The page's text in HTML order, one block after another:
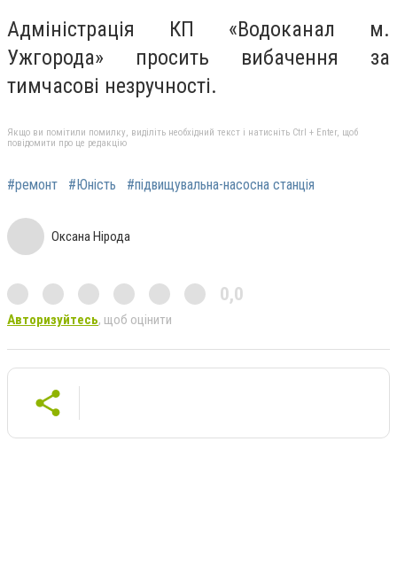
Адміністрація КП «Водоканал м.
Ужгорода» просить вибачення за
тимчасові незручності.
Якщо ви помітили помилку, виділіть необхідний текст і натисніть Ctrl + Enter, щоб
повідомити про це редакцію
#ремонт #Юність #підвищувальна-насосна станція
Оксана Нірода
0,0
Авторизуйтесь, щоб оцінити